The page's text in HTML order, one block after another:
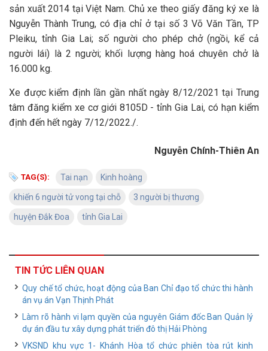
sản xuất 2014 tại Việt Nam. Chủ xe theo giấy đăng ký xe là
Nguyễn Thành Trung, có địa chỉ ở tại số 3 Võ Văn Tần, TP
Pleiku, tỉnh Gia Lai; số người cho phép chở (ngồi, kể cả
người lái) là 2 người; khối lượng hàng hoá chuyên chở là
16.000 kg.
Xe được kiểm định lần gần nhất ngày 8/12/2021 tại Trung
tâm đăng kiểm xe cơ giới 8105D - tỉnh Gia Lai, có hạn kiểm
định đến hết ngày 7/12/2022./.
Nguyễn Chính-Thiên An
TAG(S): Tai nạn Kinh hoàng
khiến 6 người tử vong tại chỗ 3 người bị thương
huyện Đắk Đoa tỉnh Gia Lai
TIN TỨC LIÊN QUAN
Quy chế tổ chức, hoạt động của Ban Chỉ đạo tổ chức thi hành
án vụ án Vạn Thịnh Phát
Làm rõ hành vi lạm quyền của nguyên Giám đốc Ban Quản lý
dự án đầu tư xây dựng phát triển đô thị Hải Phòng
VKSND khu vực 1- Khánh Hòa tổ chức phiên tòa rút kinh